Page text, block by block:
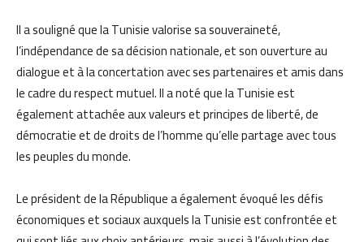
Il a souligné que la Tunisie valorise sa souveraineté,
l’indépendance de sa décision nationale, et son ouverture au
dialogue et à la concertation avec ses partenaires et amis dans
le cadre du respect mutuel. Il a noté que la Tunisie est
également attachée aux valeurs et principes de liberté, de
démocratie et de droits de l’homme qu’elle partage avec tous
les peuples du monde.
Le président de la République a également évoqué les défis
économiques et sociaux auxquels la Tunisie est confrontée et